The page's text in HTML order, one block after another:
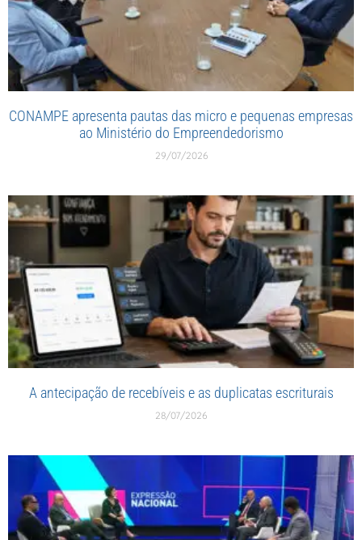
CONAMPE apresenta pautas das micro e pequenas empresas
ao Ministério do Empreendedorismo
29/07/2026
A antecipação de recebíveis e as duplicatas escriturais
28/07/2026